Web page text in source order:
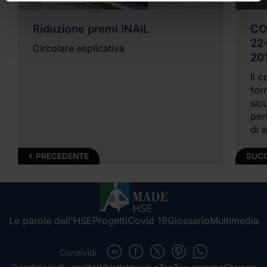
Riduzione premi INAIL
Circolare esplicativa
PRECEDENTE
Il
di
Le parole dell'HSEProgettiCovid 19GlossarioMultimedia
Condividi